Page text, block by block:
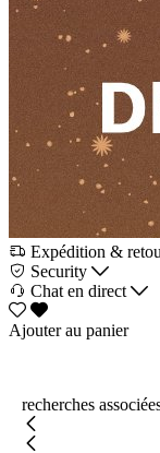
Expédition &
Security
Chat en direct
Ajouter au panier
recherches